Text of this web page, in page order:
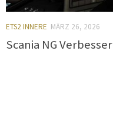
ETS2 INNERE MÄRZ 26, 2026
Scania NG